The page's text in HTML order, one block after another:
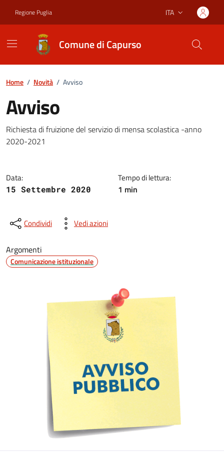
Regione Puglia Lingua attiva:
ITA
Comune di Capurso
Home / Novità / Avviso
Avviso
Dettagli della notizia
Richiesta di fruizione del servizio di mensa scolastica -anno
2020-2021
Data:
15 Settembre 2020
Tempo di lettura:
1 min
Condividi Vedi azioni
Argomenti
Comunicazione istituzionale